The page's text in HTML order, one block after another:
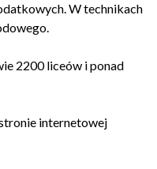
W technikach
2200 liceów i ponad
internetowej